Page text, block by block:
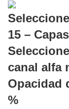
15 –
canal alfa
Opacidad
%